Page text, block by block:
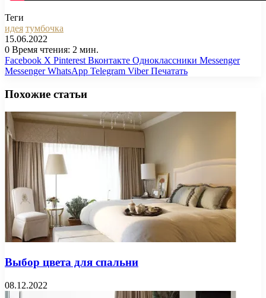
Теги
идея тумбочка
15.06.2022
0 Время чтения: 2 мин.
Facebook X Pinterest Вконтакте Одноклассники Messenger
Messenger WhatsApp Telegram Viber Печатать
Похожие статьи
Выбор цвета для спальни
08.12.2022